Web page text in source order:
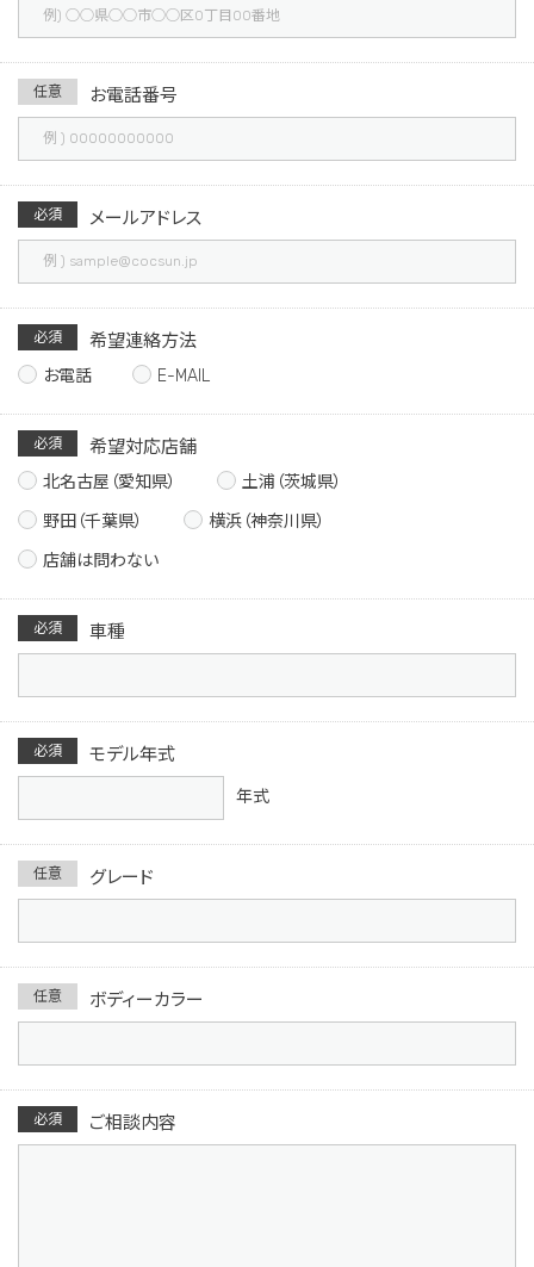
任意 お電話番号
必須 メールアドレス
必須 希望連絡方法
お電話 E-MAIL
必須 希望対応店舗
北名古屋（愛知県）
土浦（茨城県）
野田（千葉県）
横浜（神奈川県）
店舗は問わない
必須 車種
必須 モデル年式
年式
任意 グレード
任意 ボディーカラー
必須 ご相談内容